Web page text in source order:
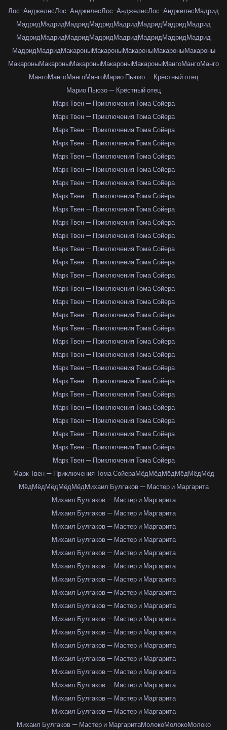
Лос-АнджелесЛос-АнджелесЛос-АнджелесЛос-АнджелесМадрид
МадридМадридМадридМадридМадридМадридМадридМадрид
МадридМадридМадридМадридМадридМадридМадридМадрид
МадридМадридМакароныМакароныМакароныМакароныМакароны
МакароныМакароныМакароныМакароныМакароныМангоМангоМанго
МангоМангоМангоМангоМарио Пьюзо — Крёстный отец
Марио Пьюзо — Крёстный отец
Марк Твен — Приключения Тома Сойера
Марк Твен — Приключения Тома Сойера
Марк Твен — Приключения Тома Сойера
Марк Твен — Приключения Тома Сойера
Марк Твен — Приключения Тома Сойера
Марк Твен — Приключения Тома Сойера
Марк Твен — Приключения Тома Сойера
Марк Твен — Приключения Тома Сойера
Марк Твен — Приключения Тома Сойера
Марк Твен — Приключения Тома Сойера
Марк Твен — Приключения Тома Сойера
Марк Твен — Приключения Тома Сойера
Марк Твен — Приключения Тома Сойера
Марк Твен — Приключения Тома Сойера
Марк Твен — Приключения Тома Сойера
Марк Твен — Приключения Тома Сойера
Марк Твен — Приключения Тома Сойера
Марк Твен — Приключения Тома Сойера
Марк Твен — Приключения Тома Сойера
Марк Твен — Приключения Тома Сойера
Марк Твен — Приключения Тома Сойера
Марк Твен — Приключения Тома Сойера
Марк Твен — Приключения Тома Сойера
Марк Твен — Приключения Тома Сойера
Марк Твен — Приключения Тома Сойера
Марк Твен — Приключения Тома Сойера
Марк Твен — Приключения Тома Сойера
Марк Твен — Приключения Тома Сойера
Марк Твен — Приключения Тома СойераМёдМёдМёдМёдМёдМёд
МёдМёдМёдМёдМёдМихаил Булгаков — Мастер и Маргарита
Михаил Булгаков — Мастер и Маргарита
Михаил Булгаков — Мастер и Маргарита
Михаил Булгаков — Мастер и Маргарита
Михаил Булгаков — Мастер и Маргарита
Михаил Булгаков — Мастер и Маргарита
Михаил Булгаков — Мастер и Маргарита
Михаил Булгаков — Мастер и Маргарита
Михаил Булгаков — Мастер и Маргарита
Михаил Булгаков — Мастер и Маргарита
Михаил Булгаков — Мастер и Маргарита
Михаил Булгаков — Мастер и Маргарита
Михаил Булгаков — Мастер и Маргарита
Михаил Булгаков — Мастер и Маргарита
Михаил Булгаков — Мастер и Маргарита
Михаил Булгаков — Мастер и Маргарита
Михаил Булгаков — Мастер и Маргарита
Михаил Булгаков — Мастер и Маргарита
Михаил Булгаков — Мастер и МаргаритаМолокоМолокоМолоко